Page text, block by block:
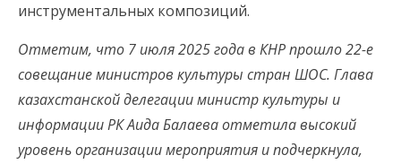
инструментальных композиций.
Отметим, что 7 июля 2025 года в КНР прошло 22-е
совещание министров культуры стран ШОС. Глава
казахстанской делегации министр культуры и
информации РК Аида Балаева отметила высокий
уровень организации мероприятия и подчеркнула,